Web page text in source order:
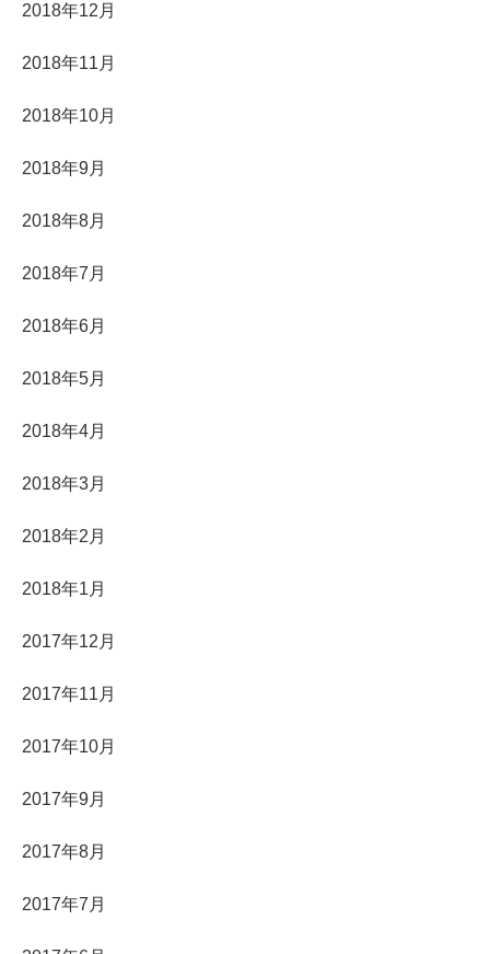
2018年12月
2018年11月
2018年10月
2018年9月
2018年8月
2018年7月
2018年6月
2018年5月
2018年4月
2018年3月
2018年2月
2018年1月
2017年12月
2017年11月
2017年10月
2017年9月
2017年8月
2017年7月